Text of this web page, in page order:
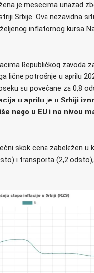
je mesecima unazad
Srbije. Ova nezavidna
inflatornog kursa
Republičkog zavoda
lične potrošnje u aprilu
su povećane za 0,8
u aprilu je u Srbiji
nego u EU i na nivou
skok cena zabeležen u
i transporta (2,2